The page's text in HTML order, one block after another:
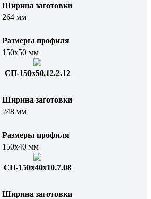
Ширина заготовки
264 мм
Размеры профиля
150х50 мм
СП-150х50.12.2.12
Ширина заготовки
248 мм
Размеры профиля
150х40 мм
СП-150x40x10.7.08
Ширина заготовки